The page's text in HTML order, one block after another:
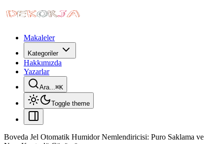
Makaleler
Kategoriler
Hakkımızda
Yazarlar
Ara...⌘K
Toggle theme
Boveda Jel Otomatik Humidor Nemlendiricisi: Puro Saklama ve